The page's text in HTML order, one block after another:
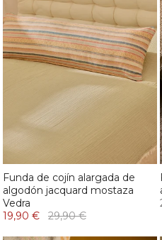
Funda de cojín alargada de
algodón jacquard mostaza
Vedra
19,90 €
29,90 €